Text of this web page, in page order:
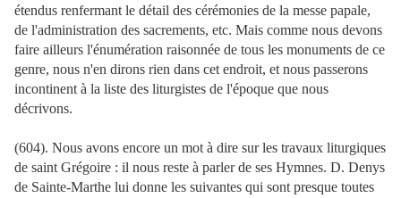
étendus renfermant le détail des cérémonies de la messe papale,
de l'administration des sacrements, etc. Mais comme nous devons
faire ailleurs l'énumération raisonnée de tous les monuments de ce
genre, nous n'en dirons rien dans cet endroit, et nous passerons
incontinent à la liste des liturgistes de l'époque que nous
décrivons.
(604). Nous avons encore un mot à dire sur les travaux liturgiques
de saint Grégoire : il nous reste à parler de ses Hymnes. D. Denys
de Sainte-Marthe lui donne les suivantes qui sont presque toutes